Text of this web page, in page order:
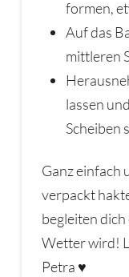
formen,
Auf das
mittleren
lassen
Scheiben
Ganz einfach
verpackt
begleiten
Wetter wird!
Petra ♥